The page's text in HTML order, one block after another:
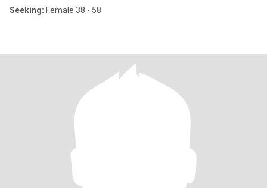
Seeking: Female 38 - 58